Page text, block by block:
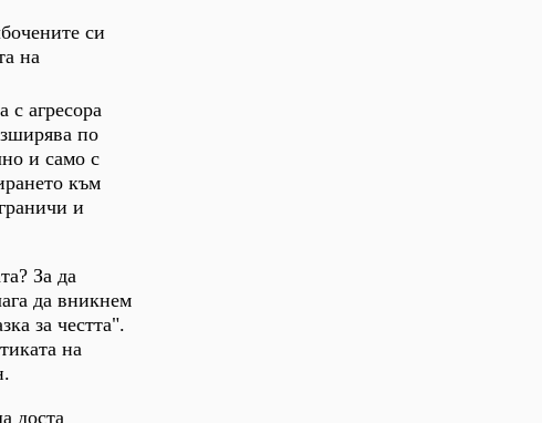
си
на
с агресора
по
и само с
към
и
За да
да вникнем
за честта".
на
доста